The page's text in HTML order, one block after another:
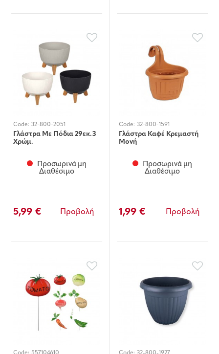
Code: 32-800-2051
Γλάστρα Με Πόδια 29εκ.3
Χρώμ.
Προσωρινά μη
Διαθέσιμο
5,99 € Προβολή
Code: 32-800-1591
Γλάστρα Καφέ Κρεμαστή
Μονή
Προσωρινά μη
Διαθέσιμο
1,99 € Προβολή
Code: 557104610 Code: 32-800-1927